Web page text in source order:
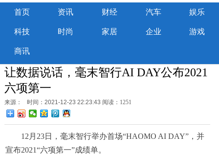
首页 资讯 财经 汽车 娱乐
科技 时尚 家居 企业 游戏
商讯
让数据说话，毫末智行AI DAY公布2021
六项第一
来源： 时间：2021-12-23 22:23:43 阅读：1251
12月23日，毫末智行举办首场“HAOMO AI DAY”，并
宣布2021“六项第一”成绩单。